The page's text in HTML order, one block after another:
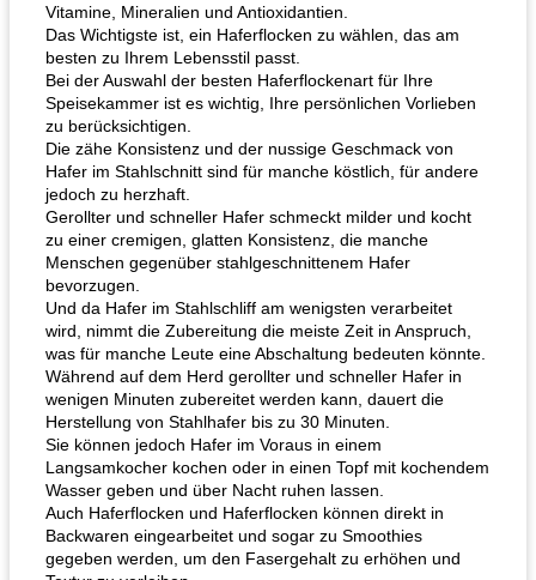
Vitamine, Mineralien und Antioxidantien.
Das Wichtigste ist, ein Haferflocken zu wählen, das am
besten zu Ihrem Lebensstil passt.
Bei der Auswahl der besten Haferflockenart für Ihre
Speisekammer ist es wichtig, Ihre persönlichen Vorlieben
zu berücksichtigen.
Die zähe Konsistenz und der nussige Geschmack von
Hafer im Stahlschnitt sind für manche köstlich, für andere
jedoch zu herzhaft.
Gerollter und schneller Hafer schmeckt milder und kocht
zu einer cremigen, glatten Konsistenz, die manche
Menschen gegenüber stahlgeschnittenem Hafer
bevorzugen.
Und da Hafer im Stahlschliff am wenigsten verarbeitet
wird, nimmt die Zubereitung die meiste Zeit in Anspruch,
was für manche Leute eine Abschaltung bedeuten könnte.
Während auf dem Herd gerollter und schneller Hafer in
wenigen Minuten zubereitet werden kann, dauert die
Herstellung von Stahlhafer bis zu 30 Minuten.
Sie können jedoch Hafer im Voraus in einem
Langsamkocher kochen oder in einen Topf mit kochendem
Wasser geben und über Nacht ruhen lassen.
Auch Haferflocken und Haferflocken können direkt in
Backwaren eingearbeitet und sogar zu Smoothies
gegeben werden, um den Fasergehalt zu erhöhen und